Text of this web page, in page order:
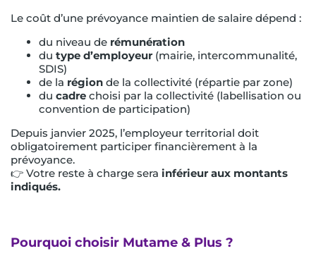
Le coût d’une prévoyance maintien de salaire dépend :
du niveau de rémunération
du type d’employeur (mairie, intercommunalité,
SDIS)
de la région de la collectivité (répartie par zone)
du cadre choisi par la collectivité (labellisation ou
convention de participation)
Depuis janvier 2025, l’employeur territorial doit
obligatoirement participer financièrement à la
prévoyance.
👉 Votre reste à charge sera inférieur aux montants
indiqués.
Pourquoi choisir Mutame & Plus ?